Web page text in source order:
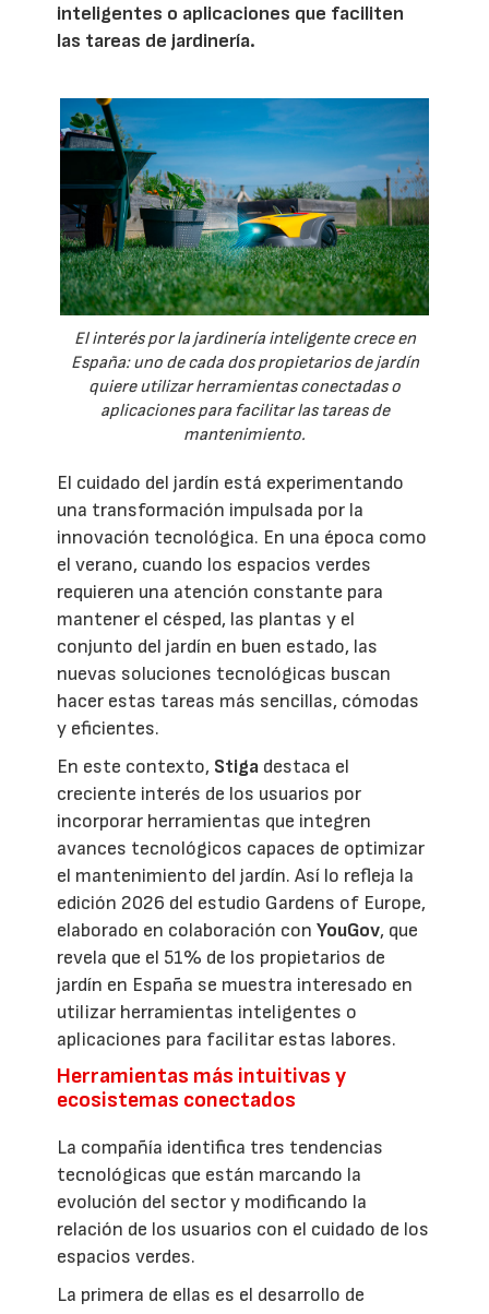
inteligentes o aplicaciones que faciliten
las tareas de jardinería.
El interés por la jardinería inteligente crece en
España: uno de cada dos propietarios de jardín
quiere utilizar herramientas conectadas o
aplicaciones para facilitar las tareas de
mantenimiento.
El cuidado del jardín está experimentando
una transformación impulsada por la
innovación tecnológica. En una época como
el verano, cuando los espacios verdes
requieren una atención constante para
mantener el césped, las plantas y el
conjunto del jardín en buen estado, las
nuevas soluciones tecnológicas buscan
hacer estas tareas más sencillas, cómodas
y eficientes.
En este contexto, Stiga destaca el
creciente interés de los usuarios por
incorporar herramientas que integren
avances tecnológicos capaces de optimizar
el mantenimiento del jardín. Así lo refleja la
edición 2026 del estudio Gardens of Europe,
elaborado en colaboración conYouGov, que
revela que el 51% de los propietarios de
jardín en España se muestra interesado en
utilizar herramientas inteligentes o
aplicaciones para facilitar estas labores.
Herramientas más intuitivas y
ecosistemas conectados
La compañía identifica tres tendencias
tecnológicas que están marcando la
evolución del sector y modificando la
relación de los usuarios con el cuidado de los
espacios verdes.
La primera de ellas es el desarrollo de